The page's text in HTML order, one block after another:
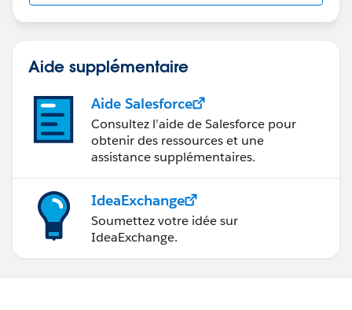
Aide supplémentaire
Aide Salesforce
Consultez l’aide de Salesforce pour
obtenir des ressources et une
assistance supplémentaires.
IdeaExchange
Soumettez votre idée sur
IdeaExchange.